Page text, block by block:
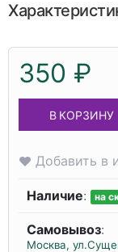
350 ₽
В КОРЗИНУ
Добавить в
Наличие: на
Самовывоз:
Москва,